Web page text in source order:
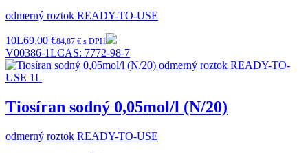
odmerný roztok READY-TO-USE
10L69,00 €84,87 € s DPH
V00386-1LCAS: 7772-98-7
Tiosíran sodný 0,05mol/l (N/20)
odmerný roztok READY-TO-USE